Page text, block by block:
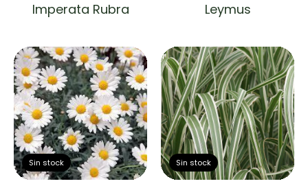
Imperata Rubra Leymus
Sin stock Sin stock